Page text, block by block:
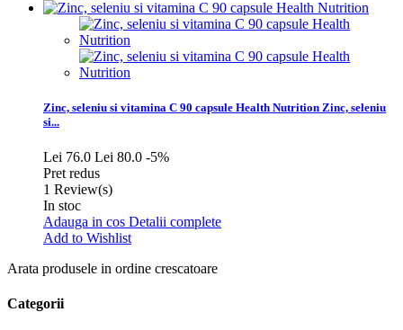
Zinc, seleniu si vitamina C 90 capsule Health Nutrition Zinc, seleniu
si...
Lei 76.0 Lei 80.0 -5%
Pret redus
1 Review(s)
In stoc
Adauga in cos Detalii complete
Add to Wishlist
Arata produsele in ordine crescatoare
Categorii